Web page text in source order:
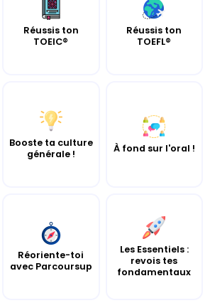
Réussis ton
TOEIC®
Réussis ton
TOEFL®
Booste ta culture
générale !
À fond sur l'oral !
Réoriente-toi
avec Parcoursup
Les Essentiels :
revois tes
fondamentaux